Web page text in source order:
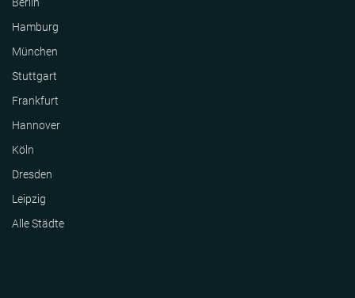
Hamburg
München
Stuttgart
Frankfurt
Hannover
Köln
Dresden
Leipzig
Alle Städte